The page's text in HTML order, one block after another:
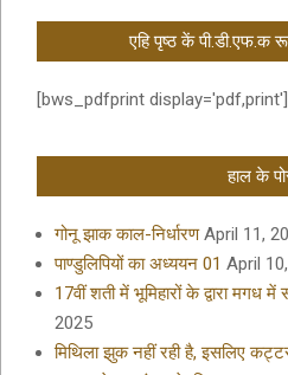
एहि पृष्ठ कें पी.डी.एफ.क
[bws_pdfprint display='pdf,print']
हाल के
गोनू झाक काल-निर्धारण April 11,
पाण्डुलिपियों का अध्ययन 01 April
17वीं शती में भूमिहारों के द्वारा मगध में
2025
मिथिला झुक नहीं रही है, इसलिए